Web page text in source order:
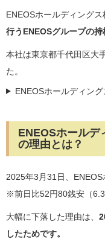
ENEOSホールディングス
行うENEOSグループの持
本社は東京都千代田区大
た。
ENEOSホールディング
ENEOSホール
の理由とは？
2025年3月31日、ENEOS
※前日比52円80銭安（
大幅に下落した理由は、
したためです。